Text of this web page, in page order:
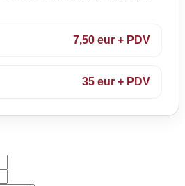
7,50 eur + PDV
35 eur + PDV